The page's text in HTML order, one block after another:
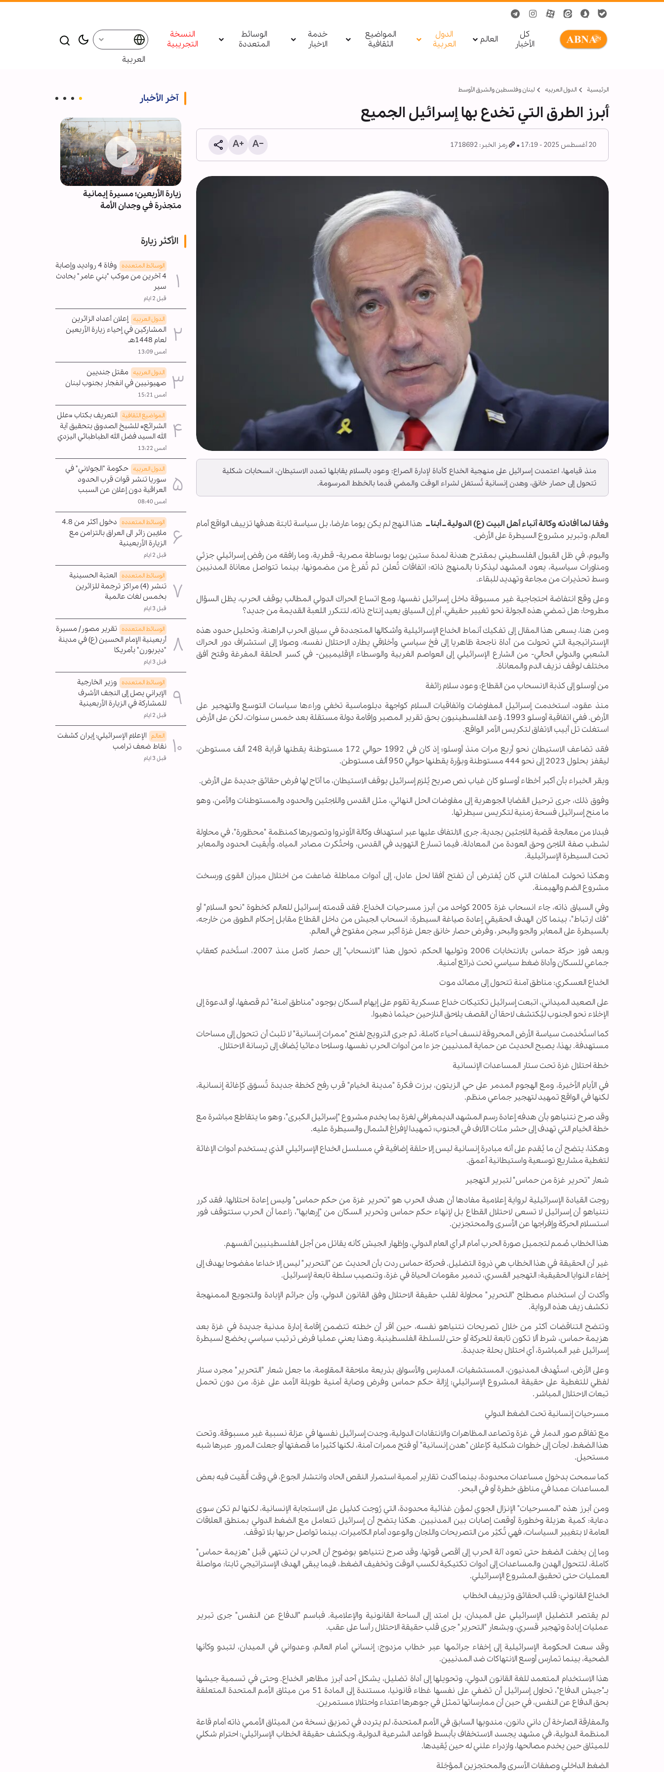
کل
الأخبار
العالم
الدول
العربیة
المواضيع
الثقافية
خدمة
الاخبار
الوسائط
المتعددة
النسخة
التجريبية
العربية
الرئيسية الدول العربیه لبنان وفلسطين والشرق الأوسط
أبرز الطرق التي تخدع بها إسرائيل الجميع
20 أغسطس 2025 - 17:19 رمز الخبر: 1718692
منذ قيامها، اعتمدت إسرائيل على منهجية الخداع كأداة لإدارة الصراع: وعود بالسلام يقابلها تمدد الاستيطان، انسحابات شكلية
تتحول إلى حصار خانق، وهدن إنسانية تُستغل لشراء الوقت والمضي قدما بالخطط المرسومة.
وفقا لما أفادته وكالة أنباء أهل البيت (ع) الدولية ــ أبنا ــ هذا النهج لم يكن يوما عارضا، بل سياسة ثابتة هدفها تزييف الواقع أمام
العالم، وتبرير مشروع السيطرة على الأرض.
واليوم، في ظل القبول الفلسطيني بمقترح هدنة لمدة ستين يوما بوساطة مصرية- قطرية، وما رافقه من رفض إسرائيلي جزئي
ومناورات سياسية، يعود المشهد ليذكرنا بالمنهج ذاته: اتفاقات تُعلن ثم تُفرغ من مضمونها، بينما تتواصل معاناة المدنيين
وسط تحذيرات من مجاعة وتهديد للبقاء.
وعلى وقع انتفاضة احتجاجية غير مسبوقة داخل إسرائيل نفسها، ومع اتساع الحراك الدولي المطالب بوقف الحرب، يظل السؤال
مطروحا: هل تمضي هذه الجولة نحو تغيير حقيقي، أم إن السياق يعيد إنتاج ذاته، لتتكرر اللعبة القديمة من جديد؟
ومن هنا، يسعى هذا المقال إلى تفكيك أنماط الخداع الإسرائيلية وأشكالها المتجددة في سياق الحرب الراهنة، وتحليل حدود هذه
الإستراتيجية التي تحولت من أداة ناجحة ظاهريا إلى فخ سياسي وأخلاقي يطارد الاحتلال نفسه، وصولا إلى استشراف دور الحراك
الشعبي والدولي الحالي- من الشارع الإسرائيلي إلى العواصم الغربية والوسطاء الإقليميين- في كسر الحلقة المفرغة وفتح أفق
مختلف لوقف نزيف الدم والمعاناة.
من أوسلو إلى كذبة الانسحاب من القطاع: وعود سلام زائفة
منذ عقود، استخدمت إسرائيل المفاوضات واتفاقيات السلام كواجهة دبلوماسية تخفي وراءها سياسات التوسع والتهجير على
الأرض. ففي اتفاقية أوسلو 1993، وُعد الفلسطينيون بحق تقرير المصير وإقامة دولة مستقلة بعد خمس سنوات، لكن على الأرض
استغلت تل أبيب الاتفاق لتكريس الأمر الواقع.
فقد تضاعف الاستيطان نحو أربع مرات منذ أوسلو؛ إذ كان في 1992 حوالي 172 مستوطنة يقطنها قرابة 248 ألف مستوطن،
ليقفز بحلول 2023 إلى نحو 444 مستوطنة وبؤرة يقطنها حوالي 950 ألف مستوطن.
ويقر الخبراء بأن أكبر أخطاء أوسلو كان غياب نص صريح يُلزم إسرائيل بوقف الاستيطان، ما أتاح لها فرض حقائق جديدة على الأرض.
وفوق ذلك، جرى ترحيل القضايا الجوهرية إلى مفاوضات الحل النهائي، مثل القدس واللاجئين والحدود والمستوطنات والأمن، وهو
ما منح إسرائيل فسحة زمنية لتكريس سيطرتها.
فبدلا من معالجة قضية اللاجئين بجدية، جرى الالتفاف عليها عبر استهداف وكالة الأونروا وتصويرها كمنظمة "محظورة"، في محاولة
لشطب صفة اللاجئ وحق العودة من المعادلة، فيما تسارع التهويد في القدس، واحتُكرت مصادر المياه، وأُبقيت الحدود والمعابر
تحت السيطرة الإسرائيلية.
وهكذا تحولت الملفات التي كان يُفترض أن تفتح أفقا لحل عادل، إلى أدوات مماطلة ضاعفت من اختلال ميزان القوى ورسخت
مشروع الضم والهيمنة.
وفي السياق ذاته، جاء انسحاب غزة 2005 كواحد من أبرز مسرحيات الخداع. فقد قدمته إسرائيل للعالم كخطوة "نحو السلام" أو
"فك ارتباط"، بينما كان الهدف الحقيقي إعادة صياغة السيطرة: انسحاب الجيش من داخل القطاع مقابل إحكام الطوق من خارجه،
بالسيطرة على المعابر والجو والبحر، وفرض حصار خانق جعل غزة أكبر سجن مفتوح في العالم.
وبعد فوز حركة حماس بالانتخابات 2006 وتوليها الحكم، تحول هذا "الانسحاب" إلى حصار كامل منذ 2007، استُخدم كعقاب
جماعي للسكان وأداة ضغط سياسي تحت ذرائع أمنية.
الخداع العسكري: مناطق آمنة تتحول إلى مصائد موت
على الصعيد الميداني، اتبعت إسرائيل تكتيكات خداع عسكرية تقوم على إيهام السكان بوجود "مناطق آمنة" ثم قصفها، أو الدعوة إلى
الإخلاء نحو الجنوب ليُكتشف لاحقا أن القصف يلاحق النازحين حيثما ذهبوا.
كما استُخدمت سياسة الأرض المحروقة لنسف أحياء كاملة، ثم جرى الترويج لفتح "ممرات إنسانية" لا تلبث أن تتحول إلى مساحات
مستهدفة. بهذا، يصبح الحديث عن حماية المدنيين جزءا من أدوات الحرب نفسها، وسلاحا دعائيا يُضاف إلى ترسانة الاحتلال.
خطة احتلال غزة تحت ستار المساعدات الإنسانية
في الأيام الأخيرة، ومع الهجوم المدمر على حي الزيتون، برزت فكرة "مدينة الخيام" قرب رفح كخطة جديدة تُسوَق كإغاثة إنسانية،
لكنها في الواقع تمهيد لتهجير جماعي منظم.
وقد صرح نتنياهو بأن هدفه إعادة رسم المشهد الديمغرافي لغزة بما يخدم مشروع "إسرائيل الكبرى"، وهو ما يتقاطع مباشرة مع
خطة الخيام التي تهدف إلى حشر مئات الآلاف في الجنوب؛ تمهيدا لإفراغ الشمال والسيطرة عليه.
وهكذا، يتضح أن ما يُقدم على أنه مبادرة إنسانية ليس إلا حلقة إضافية في مسلسل الخداع الإسرائيلي الذي يستخدم أدوات الإغاثة
لتغطية مشاريع توسعية واستيطانية أعمق.
شعار "تحرير غزة من حماس" لتبرير التهجير
روجت القيادة الإسرائيلية لرواية إعلامية مفادها أن هدف الحرب هو "تحرير غزة من حكم حماس" وليس إعادة احتلالها. فقد كرر
نتنياهو أن إسرائيل لا تسعى لاحتلال القطاع بل لإنهاء حكم حماس وتحرير السكان من "إرهابها"، زاعما أن الحرب ستتوقف فور
استسلام الحركة وإفراجها عن الأسرى والمحتجزين.
هذا الخطاب صُمم لتجميل صورة الحرب أمام الرأي العام الدولي، وإظهار الجيش كأنه يقاتل من أجل الفلسطينيين أنفسهم.
غير أن الحقيقة في هذا الخطاب هي ذروة التضليل. فحركة حماس ردت بأن الحديث عن "التحرير" ليس إلا خداعا مفضوحا يهدف إلى
إخفاء النوايا الحقيقية: التهجير القسري، تدمير مقومات الحياة في غزة، وتنصيب سلطة تابعة لإسرائيل.
وأكدت أن استخدام مصطلح "التحرير" محاولة لقلب حقيقة الاحتلال وفق القانون الدولي، وأن جرائم الإبادة والتجويع الممنهجة
تكشف زيف هذه الرواية.
وتتضح التناقضات أكثر من خلال تصريحات نتنياهو نفسه، حين أقر أن خطته تتضمن إقامة إدارة مدنية جديدة في غزة بعد
هزيمة حماس، شرط ألا تكون تابعة للحركة أو حتى للسلطة الفلسطينية. وهذا يعني عمليا فرض ترتيب سياسي يخضع لسيطرة
إسرائيل غير المباشرة، أي احتلال بحلة جديدة.
وعلى الأرض، استُهدف المدنيون، المستشفيات، المدارس والأسواق بذريعة ملاحقة المقاومة، ما جعل شعار "التحرير" مجرد ستار
لفظي للتغطية على حقيقة المشروع الإسرائيلي: إزالة حكم حماس وفرض وصاية أمنية طويلة الأمد على غزة، من دون تحمل
تبعات الاحتلال المباشر.
مسرحيات إنسانية تحت الضغط الدولي
مع تفاقم صور الدمار في غزة وتصاعد المظاهرات والانتقادات الدولية، وجدت إسرائيل نفسها في عزلة نسبية غير مسبوقة. وتحت
هذا الضغط، لجأت إلى خطوات شكلية كإعلان "هدن إنسانية" أو فتح ممرات آمنة، لكنها كثيرا ما قصفتها أو جعلت المرور عبرها شبه
مستحيل.
كما سمحت بدخول مساعدات محدودة، بينما أكدت تقارير أممية استمرار النقص الحاد وانتشار الجوع، في وقت أُلقيت فيه بعض
المساعدات عمدا في مناطق خطرة أو في البحر.
ومن أبرز هذه "المسرحيات" الإنزال الجوي لمؤن غذائية محدودة، التي رُوجت كدليل على الاستجابة الإنسانية، لكنها لم تكن سوى
دعاية: كمية هزيلة وخطورة أوقعت إصابات بين المدنيين. هكذا يتضح أن إسرائيل تتعامل مع الضغط الدولي بمنطق العلاقات
العامة لا بتغيير السياسات، فهي تُكثِر من التصريحات واللجان والوعود أمام الكاميرات، بينما تواصل حربها بلا توقف.
وما إن يخفت الضغط حتى تعود آلة الحرب إلى أقصى قوتها، وقد صرح نتنياهو بوضوح أن الحرب لن تنتهي قبل "هزيمة حماس"
كاملة، لتتحول الهدن والمساعدات إلى أدوات تكتيكية لكسب الوقت وتخفيف الضغط، فيما يبقى الهدف الإستراتيجي ثابتا: مواصلة
العمليات حتى تحقيق المشروع الإسرائيلي.
الخداع القانوني: قلب الحقائق وتزييف الخطاب
لم يقتصر التضليل الإسرائيلي على الميدان، بل امتد إلى الساحة القانونية والإعلامية. فباسم "الدفاع عن النفس" جرى تبرير
عمليات إبادة وتهجير قسري، وبشعار "التحرير" جرى قلب حقيقة الاحتلال رأسا على عقب.
وقد سعت الحكومة الإسرائيلية إلى إخفاء جرائمها عبر خطاب مزدوج: إنساني أمام العالم، وعدواني في الميدان، لتبدو وكأنها
الضحية، بينما تمارس أوسع الانتهاكات ضد المدنيين.
هذا الاستخدام المتعمد للغة القانون الدولي، وتحويلها إلى أداة تضليل، يشكل أحد أبرز مظاهر الخداع. وحتى في تسمية جيشها
بـ"جيش الدفاع"، تحاول إسرائيل أن تضفي على نفسها غطاء قانونيا، مستندة إلى المادة 51 من ميثاق الأمم المتحدة المتعلقة
بحق الدفاع عن النفس، في حين أن ممارساتها تمثل في جوهرها اعتداء واحتلالا مستمرين.
والمفارقة الصارخة أن داني دانون، مندوبها السابق في الأمم المتحدة، لم يتردد في تمزيق نسخة من الميثاق الأممي ذاته أمام قاعة
المنظمة الدولية، في مشهد يجسد الاستخفاف بأبسط قواعد الشرعية الدولية، ويكشف حقيقة الخطاب الإسرائيلي: احترام شكلي
للميثاق حين يخدم مصالحها، وازدراء علني له حين يُقيدها.
الضغط الداخلي وصفقات الأسرى والمحتجزين المؤجَلة
آخر الأخبار
زيارة الأربعين؛ مسيرة إيمانية
متجذرة في وجدان الأمة
الأكثر زيارة
الوسائط المتعدده
وفاة 4 رواديد وإصابة
4 آخرين من موكب "بني عامر" بحادث
سير
قبل 2 ايام
الدول العربیه إعلان أعداد الزائرين
المشاركين في إحياء زيارة الأربعين
لعام 1448هـ
أمس 13:09
الدول العربیه مقتل جنديين
صهيونيين في انفجار بجنوب لبنان
أمس 15:21
المواضیع الثقافية التعريف بكتاب «علل
الشرائع» للشيخ الصدوق بتحقيق آية
الله السيد فضل الله الطباطبائي اليزدي
أمس 13:22
الدول العربیه حكومة "الجولاني" في
سوريا تنشر قوات قرب الحدود
العراقية دون إعلان عن السبب
أمس 08:40
الوسائط المتعدده
دخول أكثر من 4.8
ملايين زائر الى العراق بالتزامن مع
الزيارة الأربعينية
قبل 2 ايام
الوسائط المتعدده العتبة الحسينية
تنشر (4) مراكز ترجمة للزائرين
بخمس لغات عالمية
قبل 3 ايام
الوسائط المتعدده تقرير مصور/ مسيرة
أربعينية الإمام الحسين (ع) في مدينة
"ديربورن" بأمريكا
قبل 3 ايام
الوسائط المتعدده وزير الخارجية
الإيراني يصل إلى النجف الأشرف
للمشاركة في الزيارة الأربعينية
قبل 2 ايام
العالم الإعلام الإسرائيلي: إيران کشفت
نقاط ضعف ترامب
قبل 3 ايام